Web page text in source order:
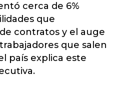
cerca de 6%
que
contratos y el auge
que salen
país explica este